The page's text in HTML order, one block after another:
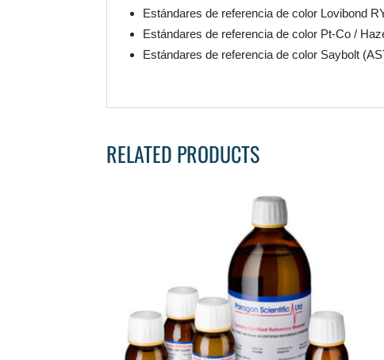
Estándares de referencia de color Lovibond
Estándares de referencia de color Pt-Co /
Estándares de referencia de color Saybolt
RELATED PRODUCTS